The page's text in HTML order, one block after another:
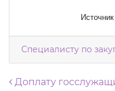
Специалисту по
Навигация
Доплату